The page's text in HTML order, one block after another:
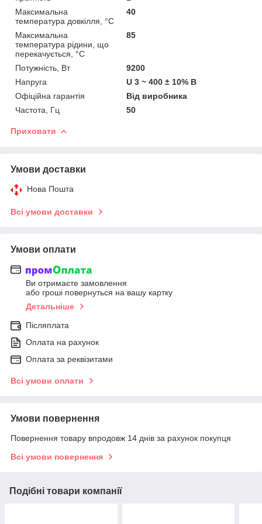
Максимальна
температура довкілля, °C
40
Максимальна
температура рідини, що
перекачується, °C
85
Потужність, Вт
9200
Напруга
U 3 ~ 400 ± 10% В
Офіційна гарантія
Від виробника
Частота, Гц
50
Приховати
Умови доставки
Нова Пошта
Всі умови доставки
Умови оплати
Ви отримаєте замовлення
або гроші повернуться на вашу картку
Детальніше
Післяплата
Оплата на рахунок
Оплата за реквізитами
Всі умови оплати
Умови повернення
Повернення товару впродовж 14 днів за рахунок покупця
Всі умови повернення
Подібні товари компанії